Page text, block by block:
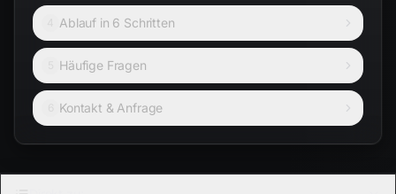
Ablauf in 6 Schritten
Häufige Fragen
Kontakt & Anfrage